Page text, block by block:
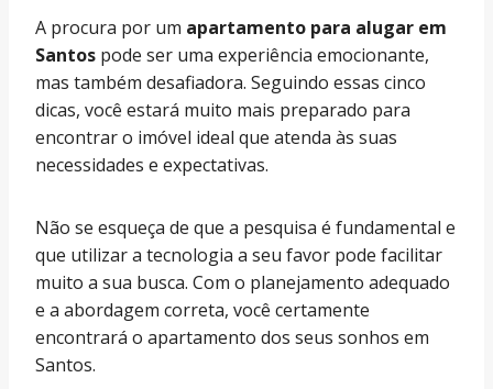
A procura por um apartamento para alugar em
Santos pode ser uma experiência emocionante,
mas também desafiadora. Seguindo essas cinco
dicas, você estará muito mais preparado para
encontrar o imóvel ideal que atenda às suas
necessidades e expectativas.
Não se esqueça de que a pesquisa é fundamental e
que utilizar a tecnologia a seu favor pode facilitar
muito a sua busca. Com o planejamento adequado
e a abordagem correta, você certamente
encontrará o apartamento dos seus sonhos em
Santos.